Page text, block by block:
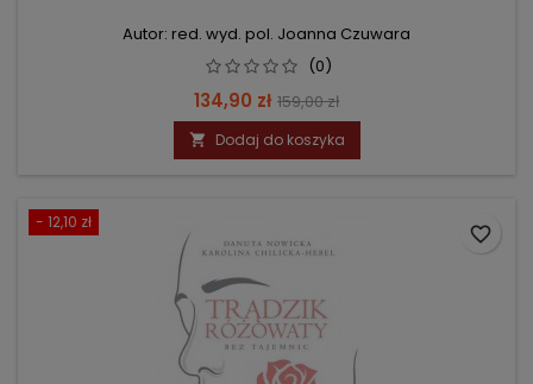
Autor: red. wyd. pol. Joanna Czuwara
(0)
Cena
134,90 zł Cena
podstawowa
159,00 zł
 Dodaj do koszyka
- 12,10 zł
favorite_border